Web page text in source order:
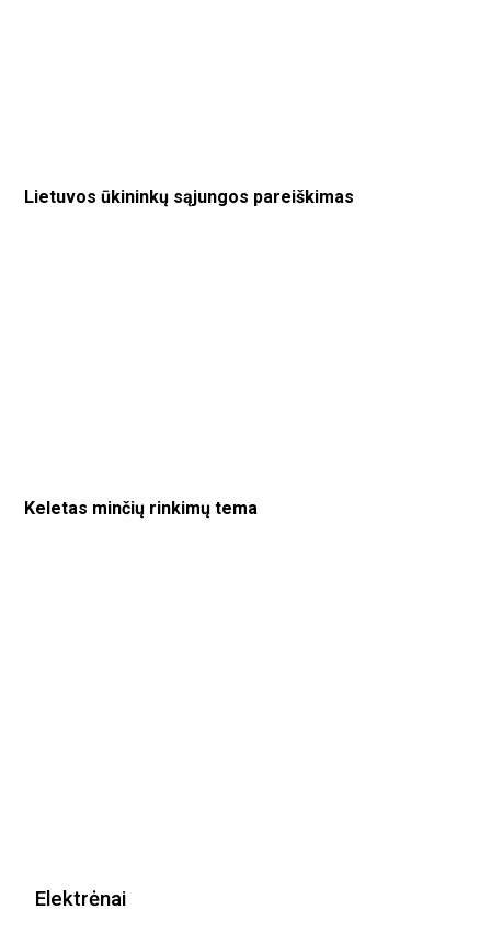
Lietuvos ūkininkų sąjungos pareiškimas
Keletas minčių rinkimų tema
Elektrėnai